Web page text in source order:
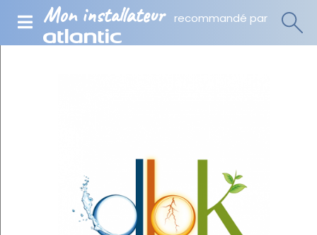
Mon installateur recommandé par